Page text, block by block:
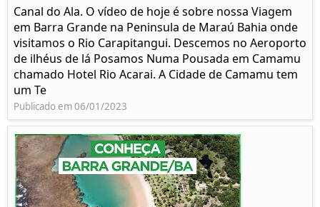
Canal do Ala. O vídeo de hoje é sobre nossa Viagem
em Barra Grande na Peninsula de Maraú Bahia onde
visitamos o Rio Carapitangui. Descemos no Aeroporto
de ilhéus de lá Posamos Numa Pousada em Camamu
chamado Hotel Rio Acarai. A Cidade de Camamu tem
um Te
Publicado em 06/01/2023